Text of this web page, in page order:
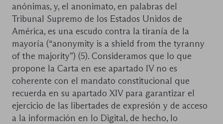
anónimas, y, el anonimato, en palabras del
Tribunal Supremo de los Estados Unidos de
América, es una escudo contra la tiranía de la
mayoría (“anonymity is a shield from the tyranny
of the majority”) (5). Consideramos que lo que
propone la Carta en ese apartado IV no es
coherente con el mandato constitucional que
recuerda en su apartado XIV para garantizar el
ejercicio de las libertades de expresión y de acceso
a la información en lo Digital, de hecho, lo